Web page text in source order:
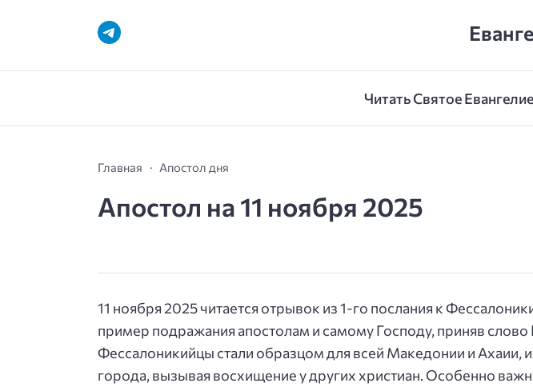
Читать Святое Евангелие
Главная Апостол дня
Апостол на 11 ноября 2025
11 ноября 2025 читается отрывок из 1-го послания к
пример подражания апостолам и самому Господу, приняв
Фессалоникийцы стали образцом для всей Македонии и Ахаии,
города, вызывая восхищение у других христиан. Особенно